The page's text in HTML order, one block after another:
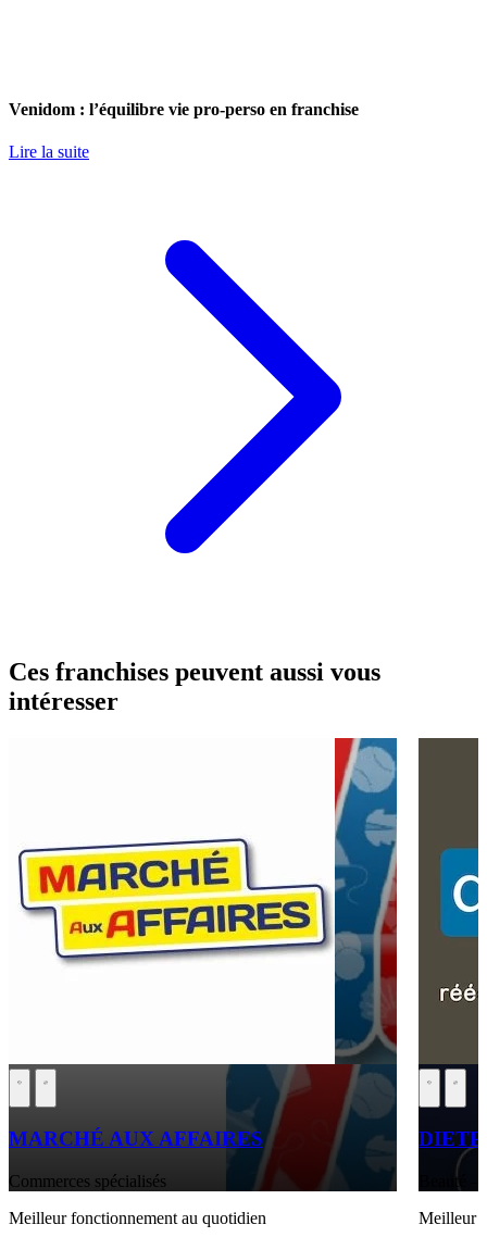
Venidom : l’équilibre vie pro-perso en franchise
Lire la suite
Ces franchises peuvent aussi vous
intéresser
MARCHÉ AUX AFFAIRES
Commerces spécialisés
Meilleur fonctionnement au quotidien
Beauté
Meilleur